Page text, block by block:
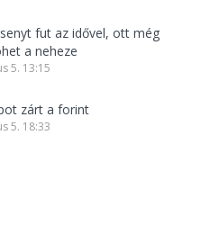
fut az idővel, ott még
a neheze
5. 13:15
zárt a forint
5. 18:33